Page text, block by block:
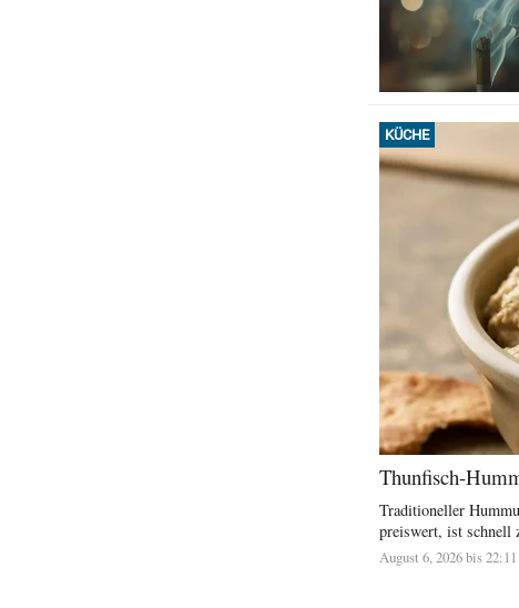
KÜCHE
Thunfisch-
Traditioneller
preiswert, ist schnell
August 6, 2026 bis